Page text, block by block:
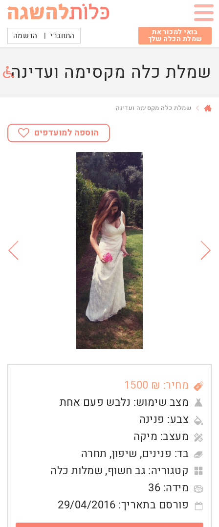
בואי למכור את
שמלת הכלה שלך התחברי | הרשמה
שמלת כלה מקסימה ועדינה
שמלת כלה מקסימה ועדינה
הוספה למועדפים
מחיר: ₪ 1500
מצב שימוש: נלבש פעם אחת
צבע: פנינה
מעצב: מיקה
בד: פנינים, שיפון, תחרה
קטגוריה: גב חשוף, שמלות כלה
מידה: 36
פורסם בתאריך: 29/04/2016